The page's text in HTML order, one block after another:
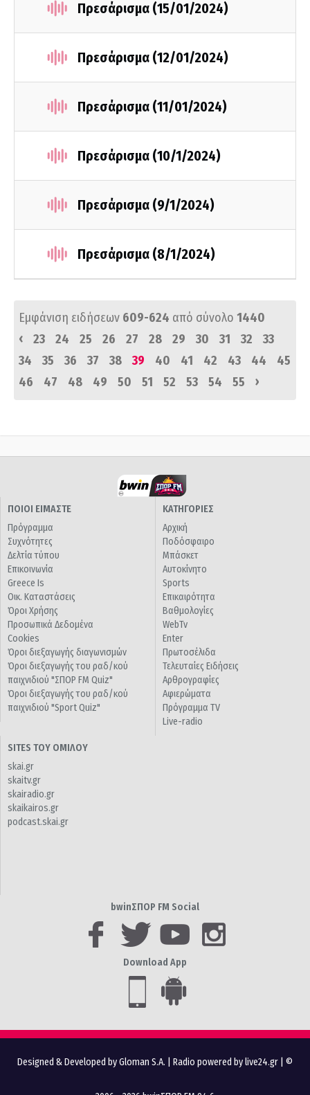
Πρεσάρισμα (15/01/2024)
Πρεσάρισμα (12/01/2024)
Πρεσάρισμα (11/01/2024)
Πρεσάρισμα (10/1/2024)
Πρεσάρισμα (9/1/2024)
Πρεσάρισμα (8/1/2024)
Εμφάνιση ειδήσεων 609-624 από σύνολο 1440
‹
23 24 25 26 27 28 29 30 31 32
33
34
35 36 37 38 39 40 41 42 43 44
45
46
47 48 49 50 51 52 53 54 55 ›
ΠΟΙΟΙ ΕΙΜΑΣΤΕ
Πρόγραμμα
Συχνότητες
Δελτία τύπου
Επικοινωνία
Greece Is
Οικ. Καταστάσεις
Όροι Χρήσης
Προσωπικά Δεδομένα
Cookies
Όροι διεξαγωγής διαγωνισμών
Όροι διεξαγωγής του ραδ/κού
παιχνιδιού "ΣΠΟΡ FM Quiz"
Όροι διεξαγωγής του ραδ/κού
παιχνιδιού "Sport Quiz"
ΚΑΤΗΓΟΡΙΕΣ
Αρχική
Ποδόσφαιρο
Μπάσκετ
Αυτοκίνητο
Sports
Επικαιρότητα
Βαθμολογίες
WebTv
Enter
Πρωτοσέλιδα
Τελευταίες Ειδήσεις
Αρθρογραφίες
Αφιερώματα
Πρόγραμμα TV
Live-radio
SITES ΤΟΥ ΟΜΙΛΟΥ
skai.gr
skaitv.gr
skairadio.gr
skaikairos.gr
podcast.skai.gr
bwinΣΠΟΡ FM Social
Download App
Designed & Developed by Gloman S.A. Radio powered by live24.gr | ©